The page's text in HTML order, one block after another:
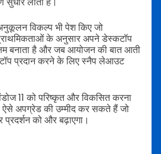
विकल्प भी पेश किए जो
के अनुसार अपने डेस्कटॉप
बनाता है और जब आयोजन की बात आती
प्रदान करने के लिए स्नैप लेआउट
11 को परिष्कृत और विकसित करना
ऐसे अपग्रेड की उम्मीद कर सकते हैं जो
को और बढ़ाएगा।